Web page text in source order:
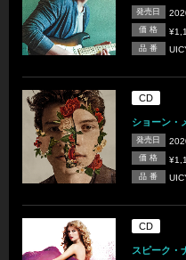
発売日
価 格
品 番
CD
ショーン・
発売日
価 格
品 番
CD
スピーク・